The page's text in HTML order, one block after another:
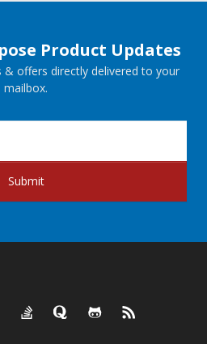
Product Updates
offers directly delivered to your
mailbox.
Submit